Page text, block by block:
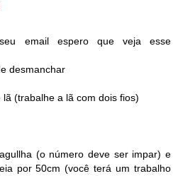
email espero que veja esse
desmanchar
(trabalhe a lã com dois fios)
(o número deve ser impar) e
por 50cm (você terá um trabalho